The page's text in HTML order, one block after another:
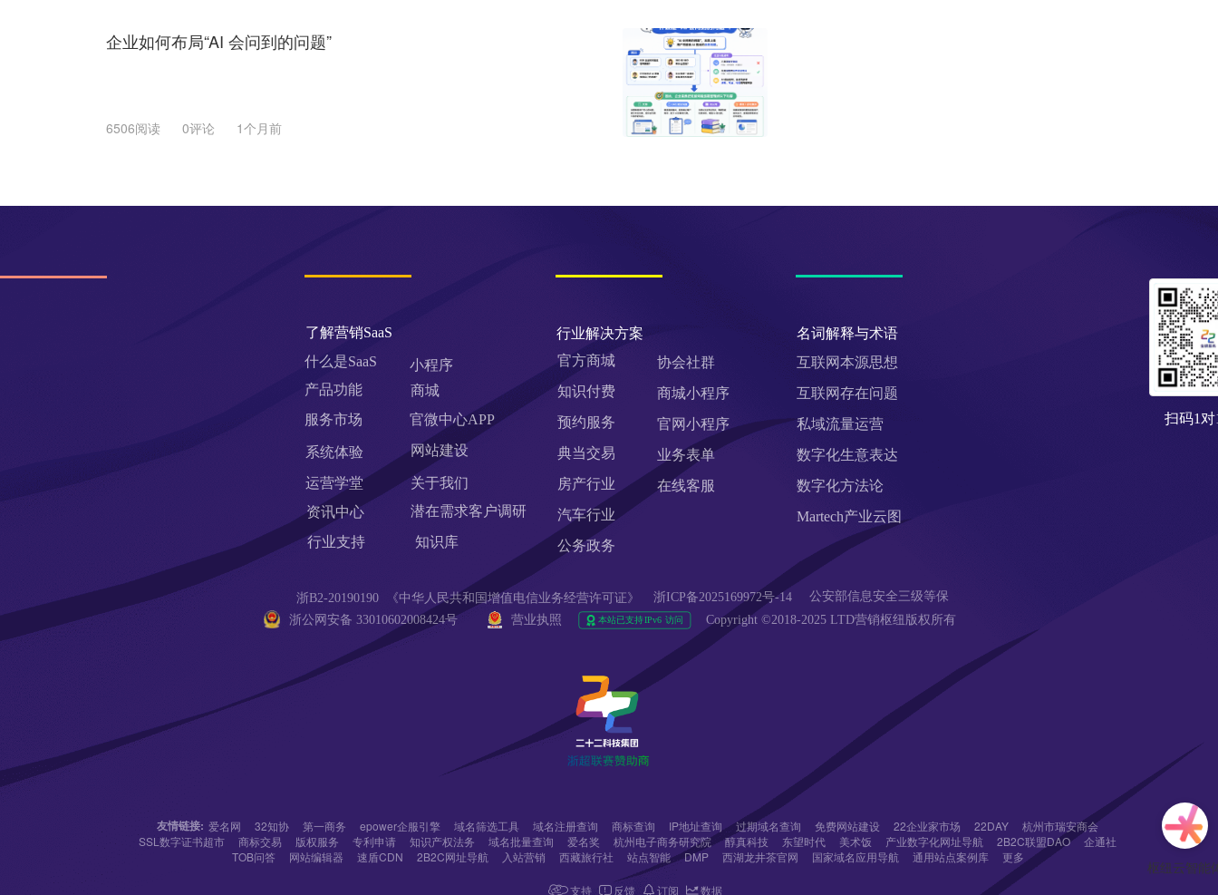
企业如何布局“AI 会问到的问题”
6506阅读 0评论 1个月前
了解营销SaaS
什么是SaaS
产品功能
服务市场
扫码1对
Copyright ©2018-2025 LTD营销枢纽版权所有
系统体验
运营学堂
小程序
商城
官微中心APP
网站建设
关于我们
资讯中心
行业支持
名词解释与术语
互联网本源思想
互联网存在问题
私域流量运营
数字化生意表达
数字化方法论
Martech产业云图
行业解决方案
官方商城
知识付费
预约服务
典当交易
房产行业
汽车行业
公务政务
协会社群
商城小程序
官网小程序
业务表单
在线客服
营业执照
潜在需求客户调研
浙ICP备2025169972号-14
浙公网安备 33010602008424号
知识库
浙B2-20190190  《中华人民共和国增值电信业务经营许可证》 公安部信息安全三级等保
友情链接: 爱名网 32知协 第一商务 epower企服引擎 域名筛选工具 域名注册查询 商标查询 IP地址查询 过期域名查询 免费网站建设 22企业家市场 22DAY
杭州市瑞安商会
SSL数字证书超市
商标交易 版权服务 专利申请 知识产权法务 域名批量查询 爱名奖 杭州电子商务研究院 醇真科技 东望时代 美术饭 产业数字化网址导航 2B2C联盟DAO
企通社
TOB问答
网站编辑器 速盾CDN 2B2C网址导航 入站营销 西藏旅行社 站点智能 DMP 西湖龙井茶官网 国家域名应用导航 通用站点案例库 更多
支持 反馈 订阅 数据